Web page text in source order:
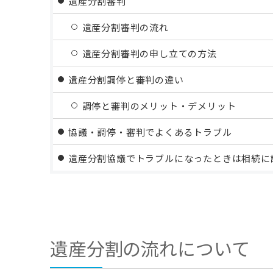
遺産分割審判の流れ
遺産分割審判の申し立ての方法
遺産分割調停と審判の違い
調停と審判のメリット・デメリット
協議・調停・審判でよくあるトラブル
遺産分割協議でトラブルになったときは相続
遺産分割の流れについて